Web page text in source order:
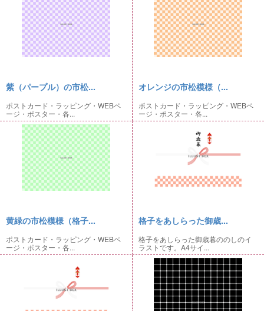
紫（パープル）の市松...
ポストカード・ラッピング・WEBペ
ージ・ポスター・各...
オレンジの市松模様（...
ポストカード・ラッピング・WEBペ
ージ・ポスター・各...
黄緑の市松模様（格子...
ポストカード・ラッピング・WEBペ
ージ・ポスター・各...
格子をあしらった御歳...
格子をあしらった御歳暮ののしのイ
ラストです。A4サイ...